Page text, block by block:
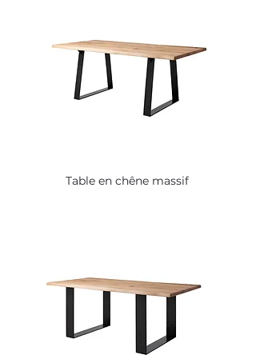
Table en chêne massif